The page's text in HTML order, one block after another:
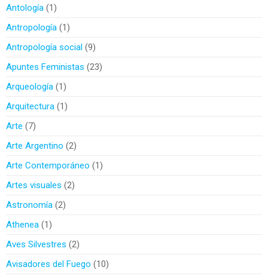
Antología 1
Antropología 1
Antropología social 9
Apuntes Feministas 23
Arqueología 1
Arquitectura 1
Arte
7
Arte Argentino 2
Arte Contemporáneo
1
Artes visuales 2
Astronomía 2
Athenea 1
Aves Silvestres 2
Avisadores del Fuego
10